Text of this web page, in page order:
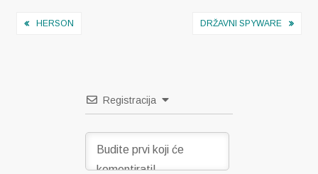
Navigacija
HERSON DRŽAVNI SPYWARE
Registracija